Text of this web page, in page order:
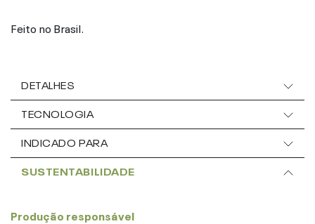
Feito no Brasil.
DETALHES
TECNOLOGIA
INDICADO PARA
SUSTENTABILIDADE
Produção responsável